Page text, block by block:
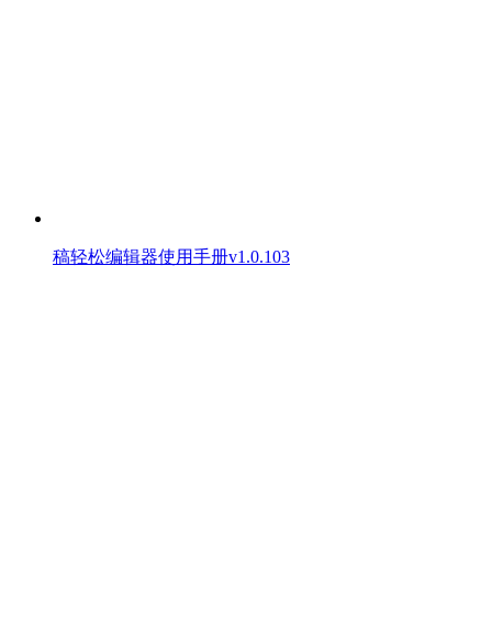
稿轻松编辑器使用手册v1.0.103